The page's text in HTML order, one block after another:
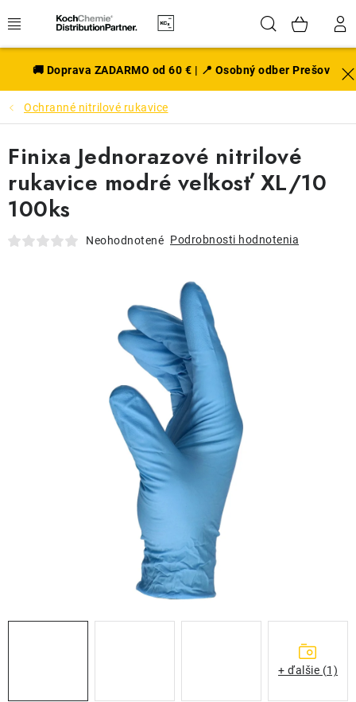
na
Hľadať
EXTERIÉR
DISKY A PNEU
INTERIÉR
PRÍSLUŠENSTVO
VÔNE DO AUTA
NOVINKY V SORTIMENTE
DARČEKOVÉ POUKAZY
ČISTENIE A ÚDRŽBA LODÍ
+421 918 725 111
Sledovanie zásielky
🚚 Doprava ZADARMO od 60 € | 📍 Osobný odber Prešov
Ochranné nitrilové rukavice
Finixa Jednorazové nitrilové
rukavice modré veľkosť XL/10
100ks
Neohodnotené Podrobnosti hodnotenia
+ ďalšie (1)